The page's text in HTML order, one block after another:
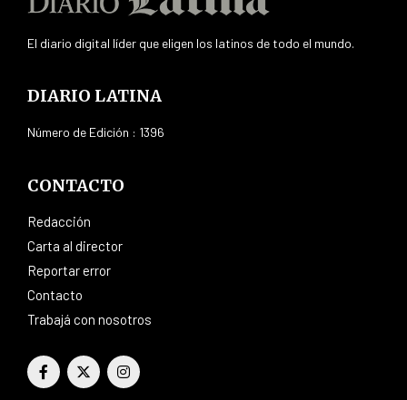
El diario digital líder que eligen los latinos de todo el mundo.
DIARIO LATINA
Número de Edición : 1396
CONTACTO
Redacción
Carta al director
Reportar error
Contacto
Trabajá con nosotros